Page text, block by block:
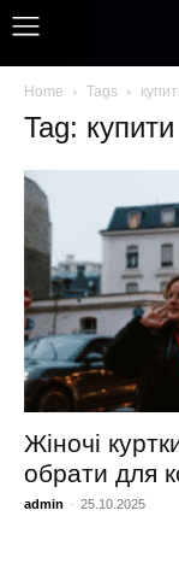
Home Tags
Tag:
Жіночі
обрати для
admin - 25.10.2025